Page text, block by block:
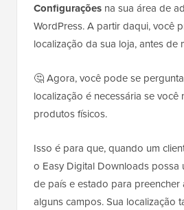
Configurações na sua área de
WordPress. A partir daqui, você
localização da sua loja, antes de
🤔 Agora, você pode se
localização é necessária se
produtos físicos.
Isso é para que, quando um
o Easy Digital Downloads possa
de país e estado para preencher
alguns campos. Sua localização